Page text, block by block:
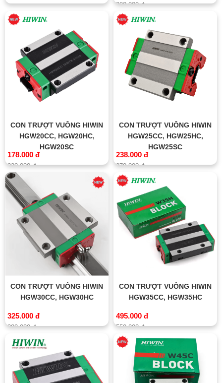
200.000 đ
CON TRƯỢT VUÔNG HIWIN
HGW20CC, HGW20HC,
HGW20SC
178.000 đ
220.000 đ
CON TRƯỢT VUÔNG HIWIN
HGW25CC, HGW25HC,
HGW25SC
238.000 đ
270.000 đ
CON TRƯỢT VUÔNG HIWIN
HGW30CC, HGW30HC
325.000 đ
380.000 đ
CON TRƯỢT VUÔNG HIWIN
HGW35CC, HGW35HC
495.000 đ
550.000 đ